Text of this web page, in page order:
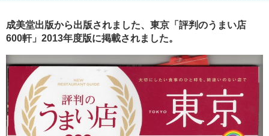
成美堂出版から出版されました、東京「評判のうまい店
600軒」2013年度版に掲載されました。